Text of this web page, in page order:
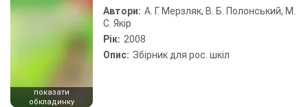
показати
обкладинку
Автори: А. Г. Мерзляк, В. Б. Полонський, М.
С. Якір
Рік: 2008
Опис: Збірник для рос. шкіл